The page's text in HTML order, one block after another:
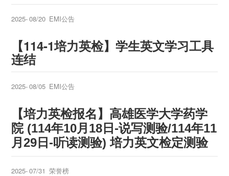
2025-08/20 EMI公告
【114-1培力英检】学生英文学习工具
连结
2025-08/05 EMI公告
【培力英检报名】高雄医学大学药学
院 (114年10月18日-说写测验/114年11
月29日-听读测验) 培力英文检定测验
2025-07/31 荣誉榜